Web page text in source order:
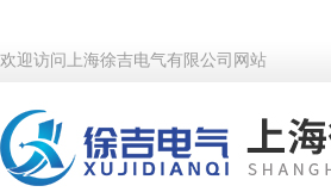
欢迎访问上海徐吉电气有限公司网站